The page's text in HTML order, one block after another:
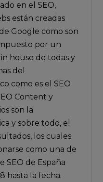
en el SEO,
están creadas
Google como son
por un
house de todas y
del
como es el SEO
Content y
son la
y sobre todo, el
los cuales
como una de
SEO de España
hasta la fecha.